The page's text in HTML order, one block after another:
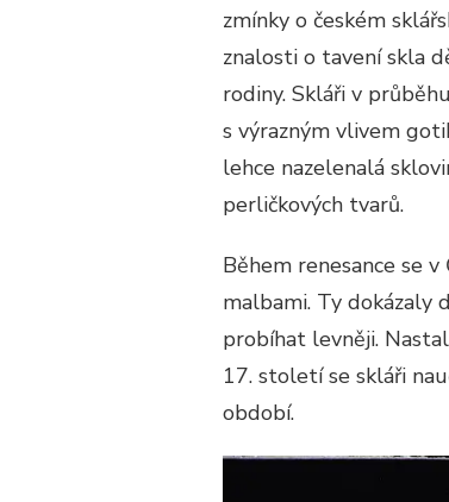
zmínky o českém
znalosti o tavení skla
rodiny. Skláři v
s výrazným vlivem
lehce nazelenalá
perličkových tvarů.
Během renesance se
malbami. Ty dokázaly
probíhat levněji.
17. století se skláři
období.